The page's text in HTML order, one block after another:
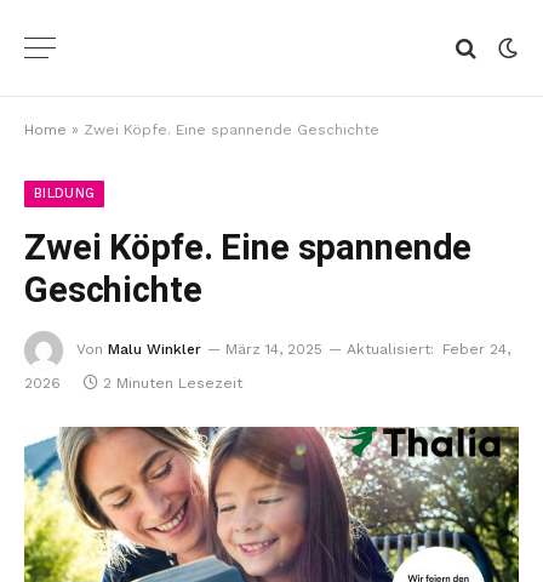
Home » Zwei Köpfe. Eine spannende Geschichte
BILDUNG
Zwei Köpfe. Eine spannende
Geschichte
Von Malu Winkler März 14, 2025 Aktualisiert:
Feber 24,
2026
2 Minuten Lesezeit